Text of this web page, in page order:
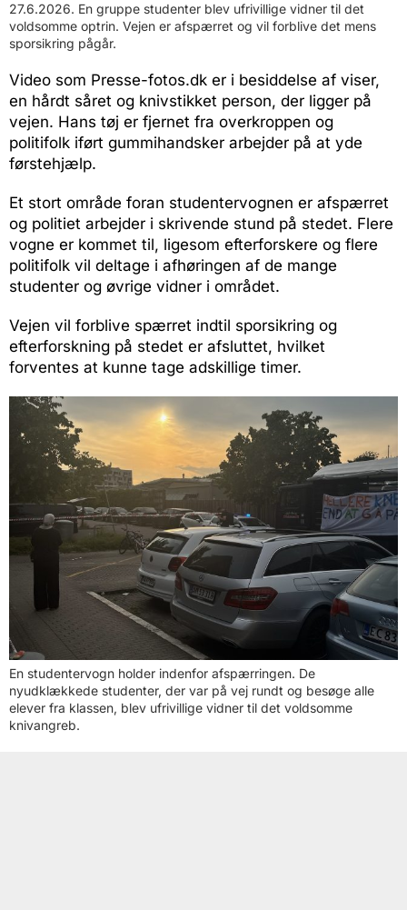
27.6.2026. En gruppe studenter blev ufrivillige vidner til det
voldsomme optrin. Vejen er afspærret og vil forblive det mens
sporsikring pågår.
Video som Presse-fotos.dk er i besiddelse af viser,
en hårdt såret og knivstikket person, der ligger på
vejen. Hans tøj er fjernet fra overkroppen og
politifolk iført gummihandsker arbejder på at yde
førstehjælp.
Et stort område foran studentervognen er afspærret
og politiet arbejder i skrivende stund på stedet. Flere
vogne er kommet til, ligesom efterforskere og flere
politifolk vil deltage i afhøringen af de mange
studenter og øvrige vidner i området.
Vejen vil forblive spærret indtil sporsikring og
efterforskning på stedet er afsluttet, hvilket
forventes at kunne tage adskillige timer.
En studentervogn holder indenfor afspærringen. De
nyudklækkede studenter, der var på vej rundt og besøge alle
elever fra klassen, blev ufrivillige vidner til det voldsomme
knivangreb.